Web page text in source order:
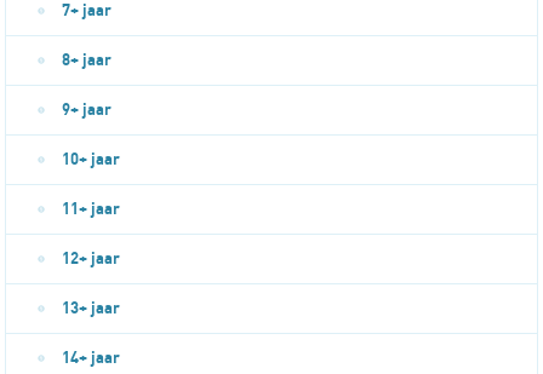
7+ jaar
8+ jaar
9+ jaar
10+ jaar
11+ jaar
12+ jaar
13+ jaar
14+ jaar